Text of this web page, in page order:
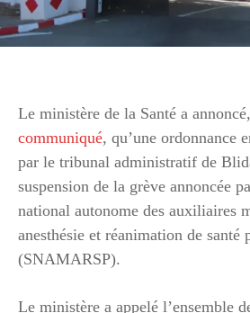
Le ministère de la Santé a
communiqué, qu’une ordonnance
par le tribunal administratif de
suspension de la grève annoncée
national autonome des auxiliaires
anesthésie et réanimation de santé
(SNAMARSP).
Le ministère a appelé l’ensemble